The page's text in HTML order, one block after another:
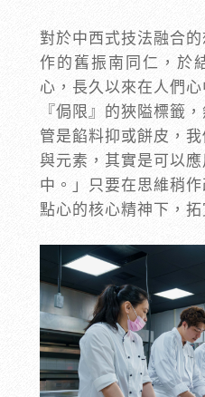
對於中西式技法融合
作的舊振南同仁，於
心，長久以來在人們
『侷限』的狹隘標籤
管是餡料抑或餅皮，
與元素，其實是可以
中。」只要在思維稍
點心的核心精神下，